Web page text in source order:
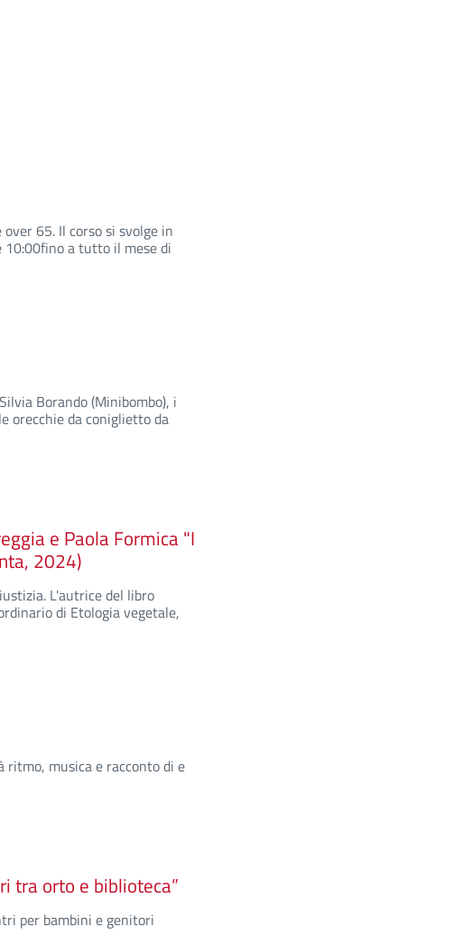
65. Il corso si svolge in
10:00fino a tutto il mese di
Borando (Minibombo), i
orecchie da coniglietto da
e Paola Formica "I
2024)
L'autrice del libro
di Etologia vegetale,
ritmo, musica e racconto di e
tra orto e biblioteca”
per bambini e genitori